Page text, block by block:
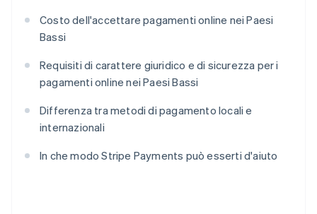
Costo dell'accettare pagamenti online nei Paesi
Bassi
Requisiti di carattere giuridico e di sicurezza per i
pagamenti online nei Paesi Bassi
Differenza tra metodi di pagamento locali e
internazionali
In che modo Stripe Payments può esserti d'aiuto